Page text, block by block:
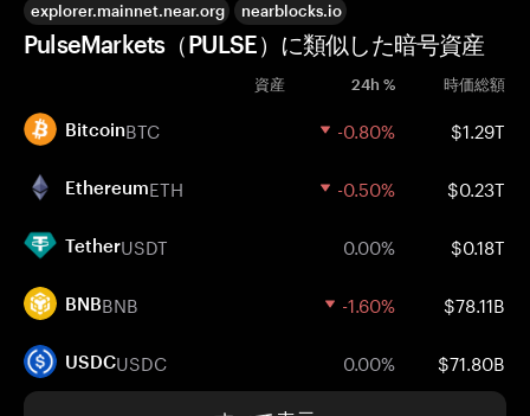
explorer.mainnet.near.org
nearblocks.io
PulseMarkets（PULSE）に類似した暗号資産
資産 24h % 時価総額
BitcoinBTC -0.80% $1.29T
EthereumETH -0.50% $0.23T
TetherUSDT 0.00% $0.18T
BNBBNB -1.60% $78.11B
USDCUSDC 0.00% $71.80B